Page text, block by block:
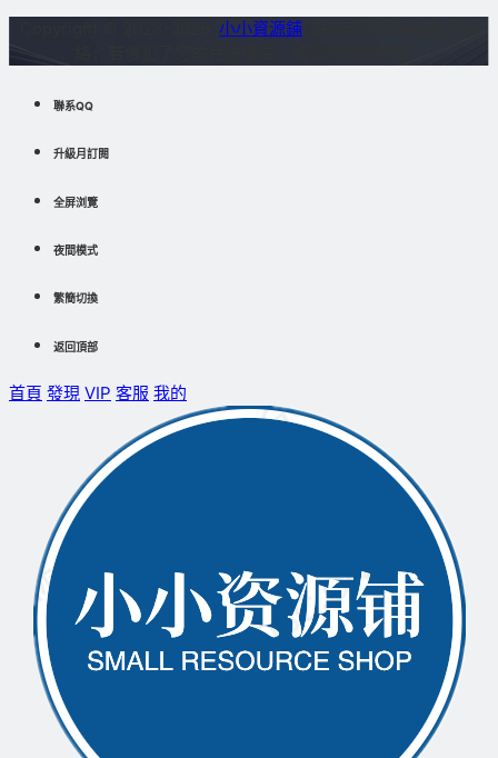
小小資源鋪
聯系QQ
升級月訂閱
全屏浏覽
夜間模式
繁簡切換
返回頂部
首頁 發現 VIP 客服 我的